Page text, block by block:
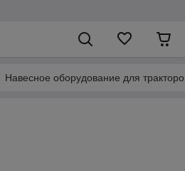
Навесное оборудование для